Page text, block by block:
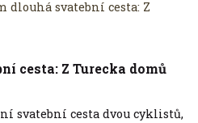
cesta: Z Turecka domů
svatební cesta dvou cyklistů,